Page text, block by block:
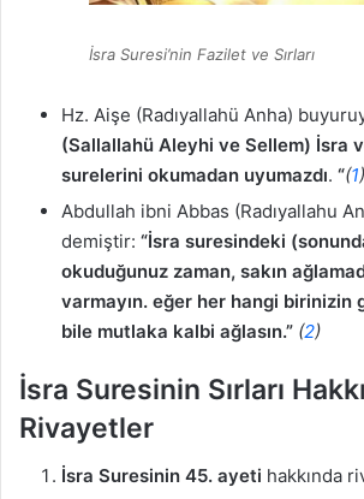
İsra Suresi’nin Fazilet ve Sırları
Hz. Aişe (Radıyallahü Anha)
(Sallallahü Aleyhi ve Sellem) İsra
surelerini okumadan uyumazdı. “(1)
Abdullah ibni Abbas (Radıyallahu
demiştir: “İsra suresindeki
okuduğunuz zaman, sakın
varmayın. eğer her hangi birinizin
bile mutlaka kalbi ağlasın.” (2)
İsra Suresinin Sırları
Rivayetler
İsra Suresinin 45. ayeti hakkında